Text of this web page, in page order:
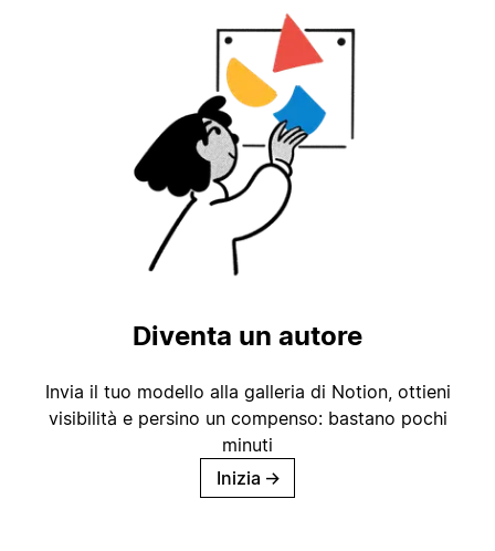
Diventa un autore
Invia il tuo modello alla galleria di Notion, ottieni
visibilità e persino un compenso: bastano pochi
minuti
Inizia →